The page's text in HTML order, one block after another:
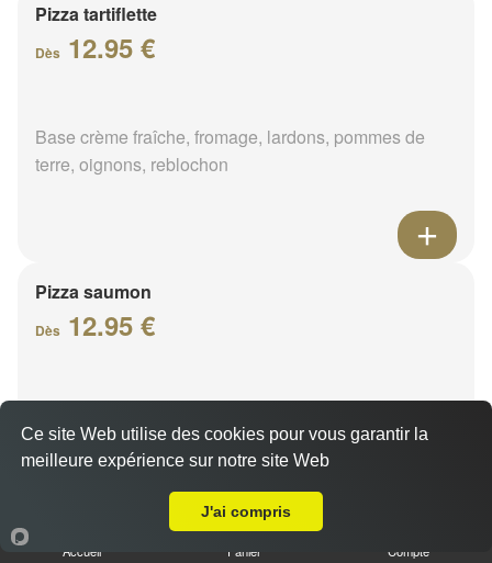
Pizza tartiflette
Dès 12.95 €
Base crème fraîche, fromage, lardons, pommes de
terre, oignons, reblochon
Pizza saumon
Dès 12.95 €
Accueil Panier Compte
Ce site Web utilise des cookies pour vous garantir la
meilleure expérience sur notre site Web
J'ai compris